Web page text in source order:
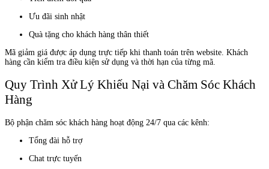
Ưu đãi sinh nhật
Quà tặng cho khách hàng thân thiết
Mã giảm giá được áp dụng trực tiếp khi thanh toán trên website. Khách
hàng cần kiểm tra điều kiện sử dụng và thời hạn của từng mã.
Quy Trình Xử Lý Khiếu Nại và Chăm Sóc Khách
Hàng
Bộ phận chăm sóc khách hàng hoạt động 24/7 qua các kênh:
Tổng đài hỗ trợ
Chat trực tuyến